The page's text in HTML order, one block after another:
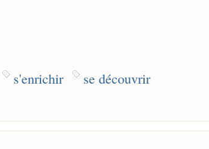
s'enrichir se découvrir